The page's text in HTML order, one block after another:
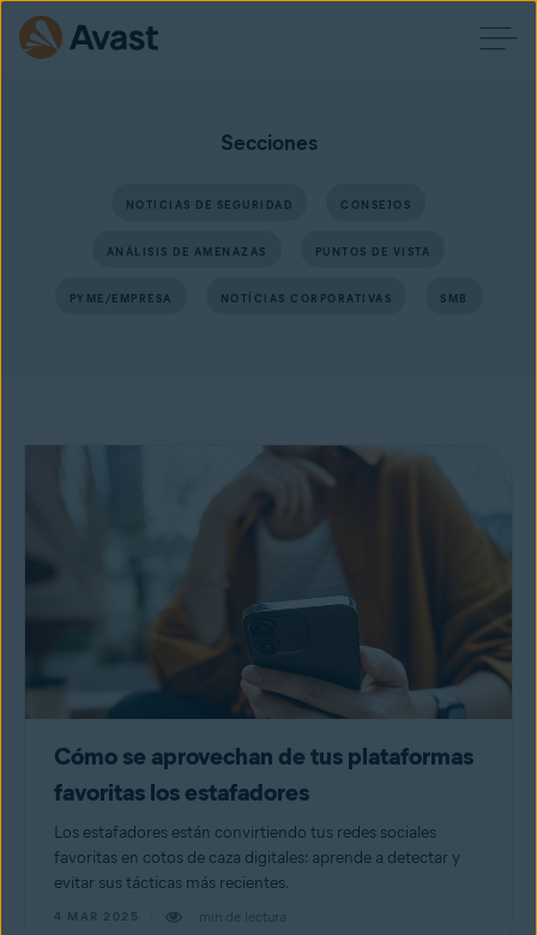
Secciones
NOTICIAS DE SEGURIDAD CONSEJOS
ANÁLISIS DE AMENAZAS PUNTOS DE VISTA
PYME/EMPRESA NOTÍCIAS CORPORATIVAS SMB
Cómo se aprovechan de tus plataformas
favoritas los estafadores
Los estafadores están convirtiendo tus redes sociales
favoritas en cotos de caza digitales: aprende a detectar y
evitar sus tácticas más recientes.
4 MAR 2025 min de lectura